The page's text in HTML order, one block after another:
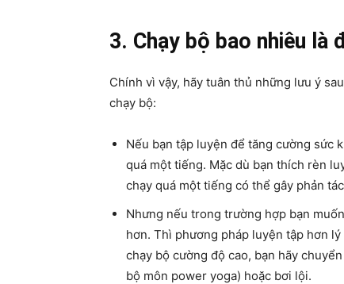
3. Chạy bộ bao nhiêu là
Chính vì vậy, hãy tuân thủ những lưu ý
chạy bộ:
Nếu bạn tập luyện để tăng cường sức
quá một tiếng. Mặc dù bạn thích rèn
chạy quá một tiếng có thể gây phản
Nhưng nếu trong trường hợp bạn
hơn. Thì phương pháp luyện tập hơn
chạy bộ cường độ cao, bạn hãy
bộ môn power yoga) hoặc bơi lội.